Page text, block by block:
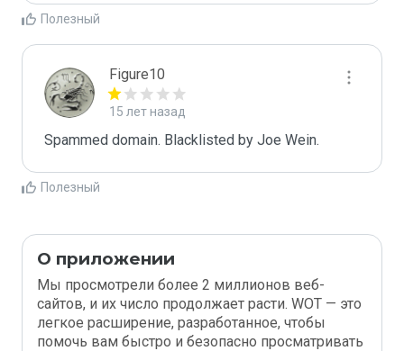
Полезный
Figure10
15 лет назад
Spammed domain. Blacklisted by Joe Wein.
Полезный
О приложении
Мы просмотрели более 2 миллионов веб-
сайтов, и их число продолжает расти. WOT — это
легкое расширение, разработанное, чтобы
помочь вам быстро и безопасно просматривать